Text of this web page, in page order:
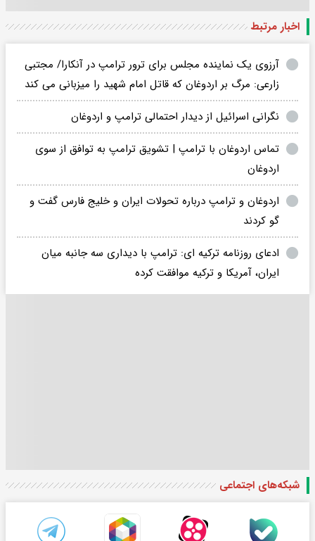
اخبار مرتبط
آرزوی یک نماینده مجلس برای ترور ترامپ در آنکارا/ مجتبی
زارعی: مرگ بر اردوغان که قاتل امام شهید را میزبانی می کند
نگرانی اسرائیل از دیدار احتمالی ترامپ و اردوغان
تماس اردوغان با ترامپ | تشویق ترامپ به توافق از سوی
اردوغان
اردوغان و ترامپ درباره تحولات ایران و خلیج فارس گفت و
گو کردند
ادعای روزنامه ترکیه ای: ترامپ با دیداری سه جانبه میان
ایران، آمریکا و ترکیه موافقت کرده
شبکه‌های اجتماعی